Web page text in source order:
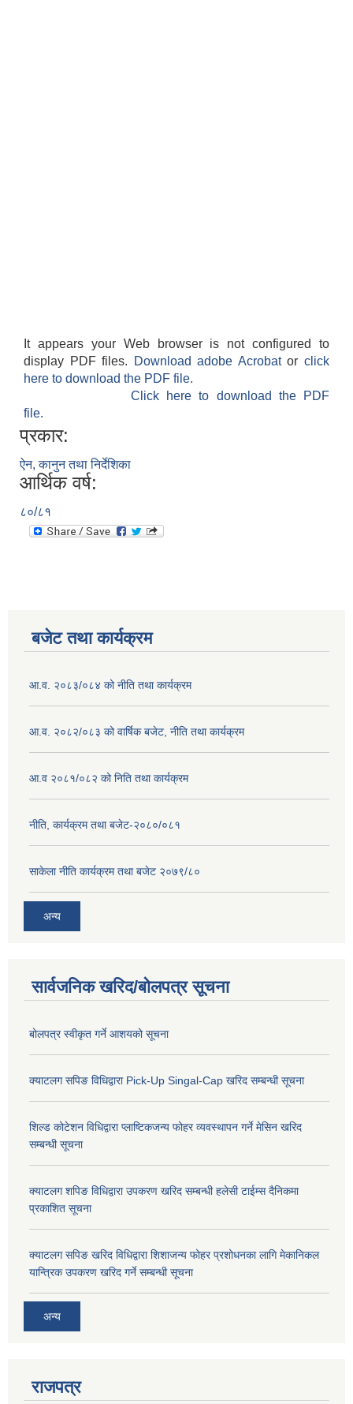
It appears your Web browser is not configured to
display PDF files.
Download adobe Acrobatorclick
here to download the PDF file.
Click here to download the PDF
file.
प्रकार:
ऐन, कानुन तथा निर्देशिका
आर्थिक वर्ष:
८०/८१
बजेट तथा कार्यक्रम
आ.व. २०८३/०८४ को नीति तथा कार्यक्रम
आ.व. २०८२/०८३ को वार्षिक बजेट, नीति तथा कार्यक्रम
आ.व २०८१/०८२ को निति तथा कार्यक्रम
नीति, कार्यक्रम तथा बजेट-२०८०/०८१
साकेला नीति कार्यक्रम तथा बजेट २०७९/८०
अन्य
सार्वजनिक खरिद/बोलपत्र सूचना
बोलपत्र स्वीकृत गर्ने आशयको सूचना
क्याटलग सपिङ विधिद्वारा Pick-Up Singal-Cap खरिद सम्बन्धी सूचना
शिल्ड कोटेशन विधिद्वारा प्लाष्टिकजन्य फोहर व्यवस्थापन गर्ने मेसिन खरिद
सम्बन्धी सूचना
क्याटलग शपिङ विधिद्वारा उपकरण खरिद सम्बन्धी हलेसी टाईम्स दैनिकमा
प्रकाशित सूचना
क्याटलग सपिङ खरिद विधिद्वारा शिशाजन्य फोहर प्रशोधनका लागि मेकानिकल
यान्त्रिक उपकरण खरिद गर्ने सम्बन्धी सूचना
अन्य
राजपत्र